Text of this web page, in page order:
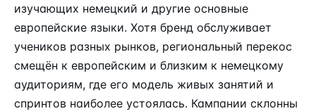
изучающих немецкий и другие основные
европейские языки. Хотя бренд обслуживает
учеников разных рынков, региональный перекос
смещён к европейским и близким к немецкому
аудиториям, где его модель живых занятий и
спринтов наиболее устоялась. Кампании склонны